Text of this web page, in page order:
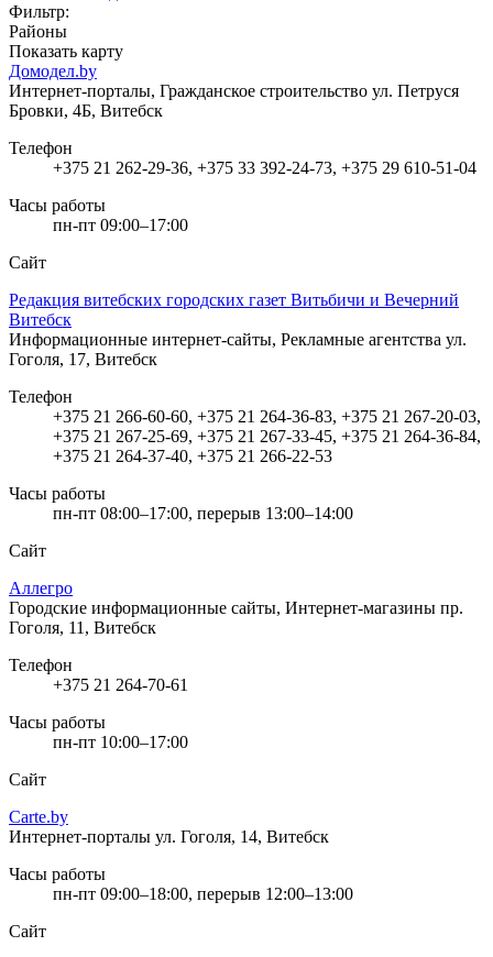
Фильтр:
Районы
Показать карту
Домодел.by
Интернет-порталы, Гражданское строительство ул. Петруся
Бровки, 4Б, Витебск
Телефон
+375 21 262-29-36, +375 33 392-24-73, +375 29 610-51-04
Часы работы
пн-пт 09:00–17:00
Сайт
Редакция витебских городских газет Витьбичи и Вечерний
Витебск
Информационные интернет-сайты, Рекламные агентства ул.
Гоголя, 17, Витебск
Телефон
+375 21 266-60-60, +375 21 264-36-83, +375 21 267-20-03,
+375 21 267-25-69, +375 21 267-33-45, +375 21 264-36-84,
+375 21 264-37-40, +375 21 266-22-53
Часы работы
пн-пт 08:00–17:00, перерыв 13:00–14:00
Сайт
Аллегро
Городские информационные сайты, Интернет-магазины пр.
Гоголя, 11, Витебск
Телефон
+375 21 264-70-61
Часы работы
пн-пт 10:00–17:00
Сайт
Carte.by
Интернет-порталы ул. Гоголя, 14, Витебск
Часы работы
пн-пт 09:00–18:00, перерыв 12:00–13:00
Сайт